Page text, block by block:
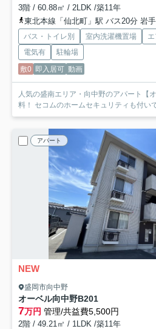
3階 / 60.88㎡ / 2LDK /築11年
東北本線「仙北町」駅 バス20分 岩手県交
バス・トイレ別 室内洗濯機置場
電気有
駐輪場
敷0 即入居可 動画
人気の盛南エリア・向中野のアパート【オーベル
料！ セコムのホームセキュリティも付
アパート
NEW
盛岡市向中野
オーベル向中野B201
7万円 管理/共益費5,500円
2階 / 49.21㎡ / 1LDK /築11年